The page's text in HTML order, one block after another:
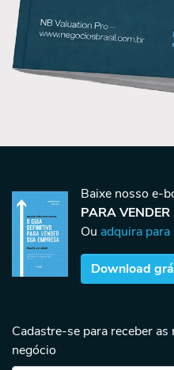
Baixe nosso e-
PARA
Ou adquira
Download
Cadastre-se para receber
negócio